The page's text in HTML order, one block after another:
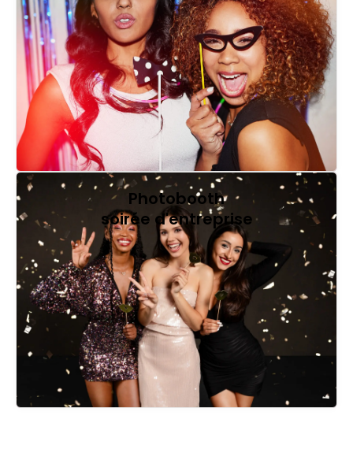
Photobooth
soirée d'entreprise